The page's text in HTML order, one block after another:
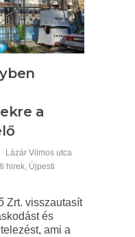
a
Lázár Vilmos utca
hirek, Újpesti
Zrt. visszautasít
és
ami a